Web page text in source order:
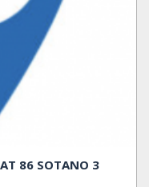
86 SOTANO 3